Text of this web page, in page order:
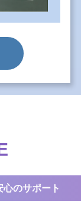
のサポート